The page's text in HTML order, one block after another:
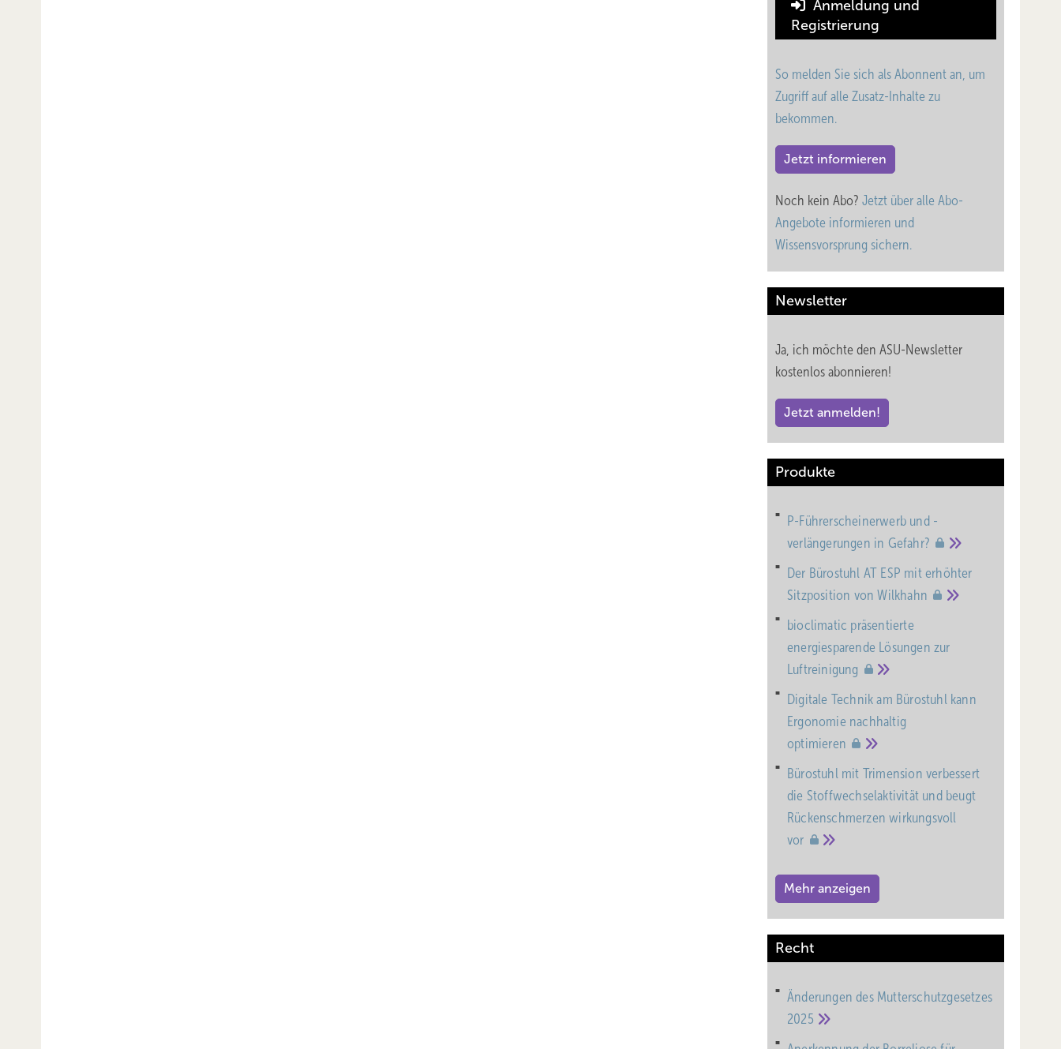
Anmeldung und
Registrierung
So melden Sie sich als Abonnent an, um
Zugriff auf alle Zusatz-Inhalte zu
bekommen.
Jetzt informieren
Noch kein Abo? Jetzt über alle Abo-
Angebote informieren und
Wissensvorsprung sichern.
Newsletter
Ja, ich möchte den ASU-Newsletter
kostenlos abonnieren!
Jetzt anmelden!
Produkte
P-Führerscheinerwerb und -
verlängerungen in Gefahr?
Der Bürostuhl AT ESP mit erhöhter
Sitzposition vonWilkhahn
bioclimatic präsentierte
energiesparende Lösungen zur
Luftreinigung
Digitale Technik am Bürostuhl kann
Ergonomie nachhaltig
optimieren
Bürostuhl mit Trimension verbessert
die Stoffwechselaktivität und beugt
Rückenschmerzen wirkungsvoll
vor
Mehr anzeigen
Recht
Änderungen des Mutterschutz­gesetzes
2025